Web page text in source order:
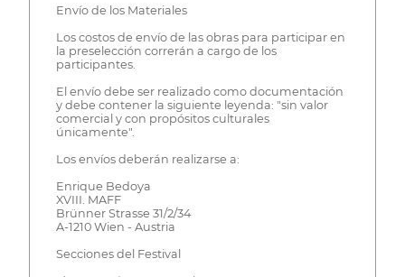
Envío de los Materiales
Los costos de envío de las obras para participar en
la preselección correrán a cargo de los
participantes.
El envío debe ser realizado como documentación
y debe contener la siguiente leyenda: "sin valor
comercial y con propósitos culturales
únicamente".
Los envíos deberán realizarse a:
Enrique Bedoya
XVIII. MAFF
Brünner Strasse 31/2/34
A-1210 Wien - Austria
Secciones del Festival